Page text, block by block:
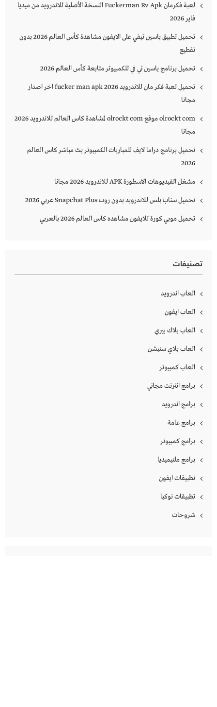
لعبة فكرمان Fuckerman Rv Apk النسخة الأصلية للاندرويد من ميديا
فاير 2026
تحميل تطبيق ياسين تيفي على الايفون مشاهدة كأس العالم 2026 بدون
تقطيع
تحميل برنامج ياسين تي في للكمبيوتر متابعة كأس العالم 2026
تحميل لعبة فكر مان للاندرويد 2026 fucker man apk اخر اصدار
مجانا
olrockt com موقع olrockt com لمشاهدة كاس العالم للاندرويد 2026
مجانا
تحميل برنامج دراما لايف للمباريات الكمبيوتر بث مباشر كاس العالم
2026
مشغل الفيديوهات الاسطورة APK للاندرويد 2026 مجانا
تحميل سناب بلس للاندرويد بدون روت Snapchat Plus‏ عربي 2026
تحميل موبي كورة للايفون مشاهده كاس العالم 2026 بالعربي
تصنيفات
العاب اندرويد
العاب ايفون
العاب بلاك بيري
العاب بلاي ستيشن
العاب كمبيوتر
برامج انترنت مجاني
برامج اندرويد
برامج عامة
برامج كمبيوتر
برامج ملتيميديا
تطبيقات ايفون
تطبيقات نوكيا
شروحات